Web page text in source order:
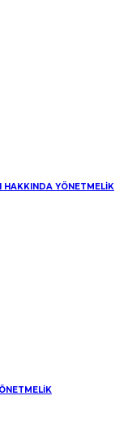
HAKKINDA YÖNETMELİK